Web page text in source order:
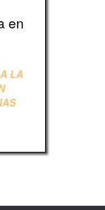
en
LA